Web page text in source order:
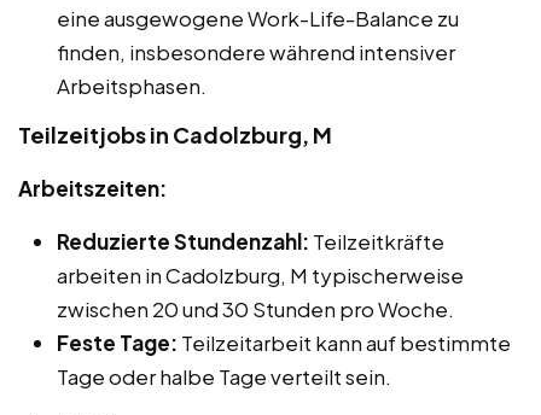
eine ausgewogene Work-Life-Balance zu
finden, insbesondere während intensiver
Arbeitsphasen.
Teilzeitjobs in Cadolzburg, M
Arbeitszeiten:
Reduzierte Stundenzahl: Teilzeitkräfte
arbeiten in Cadolzburg, M typischerweise
zwischen 20 und 30 Stunden pro Woche.
Feste Tage: Teilzeitarbeit kann auf bestimmte
Tage oder halbe Tage verteilt sein.